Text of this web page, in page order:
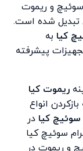
و ریموت
تبدیل شده است.
کیا به
پیشرفته
ریموت کیا
انواع
سوئیچ کیادر
سوئیچ کیا
و ریموت در